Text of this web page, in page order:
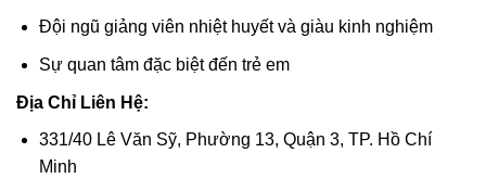
Đội ngũ giảng viên nhiệt huyết và giàu kinh nghiệm
Sự quan tâm đặc biệt đến trẻ em
Địa Chỉ Liên Hệ:
331/40 Lê Văn Sỹ, Phường 13, Quận 3, TP. Hồ Chí
Minh